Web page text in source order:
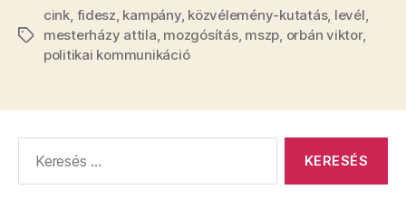
írt
az
amilyet
Orbán
is
írhatott
Címkék
cink fidesz kampány, közvélemény-kutatás, levél
mesterházy attila mozgósítás, mszp orbán viktor,
politikai kommunikáció